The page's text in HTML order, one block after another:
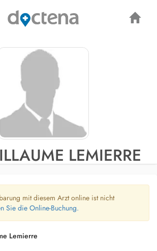
LEMIERRE
mit diesem Arzt online ist nicht
Sie die Online-Buchung.
Lemierre